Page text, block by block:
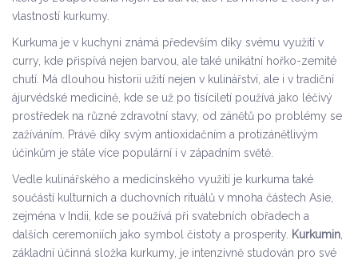
vlastností kurkumy.
Kurkuma je v kuchyni známá především díky svému využití v
curry, kde přispívá nejen barvou, ale také unikátní hořko-zemité
chutí. Má dlouhou historii užití nejen v kulinářství, ale i v tradiční
ájurvédské medicíně, kde se už po tisíciletí používá jako léčivý
prostředek na různé zdravotní stavy, od zánětů po problémy se
zažíváním. Právě díky svým antioxidačním a protizánětlivým
účinkům je stále více populární i v západním světě.
Vedle kulinářského a medicínského využití je kurkuma také
součástí kulturních a duchovních rituálů v mnoha částech Asie,
zejména v Indii, kde se používá při svatebních obřadech a
dalších ceremoniích jako symbol čistoty a prosperity. Kurkumin
základní účinná složka kurkumy, je intenzivně studován pro své